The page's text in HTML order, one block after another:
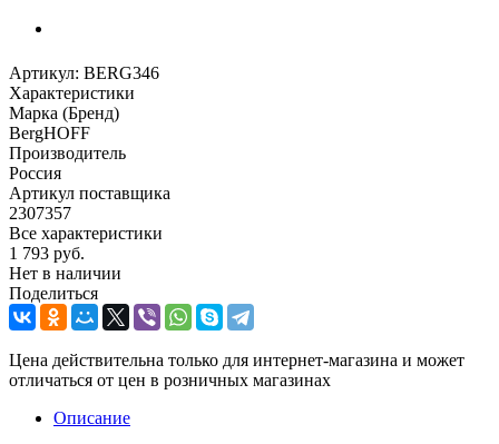
Артикул: BERG346
Характеристики
Марка (Бренд)
BergHOFF
Производитель
Россия
Артикул поставщика
2307357
Все характеристики
1 793 руб.
Нет в наличии
Поделиться
Цена действительна только для интернет-магазина и может
отличаться от цен в розничных магазинах
Описание